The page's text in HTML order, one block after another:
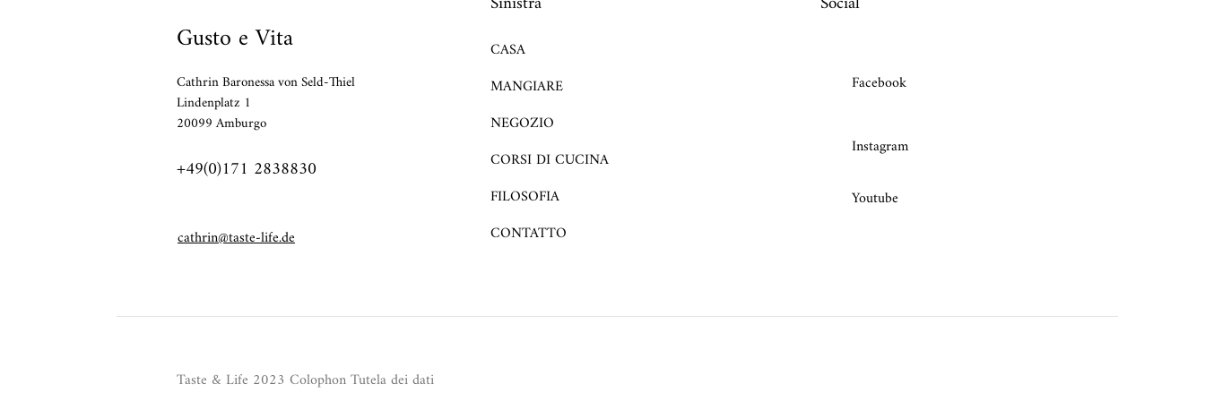
Gusto e Vita
Cathrin Baronessa von Seld-Thiel
Lindenplatz 1
20099 Amburgo
+49(0)171 2838830
cathrin@taste-life.de
CASA
MANGIARE
NEGOZIO
CORSI DI CUCINA
FILOSOFIA
CONTATTO
Facebook
Instagram
Youtube
Taste & Life 2023 ColophonTutela dei dati